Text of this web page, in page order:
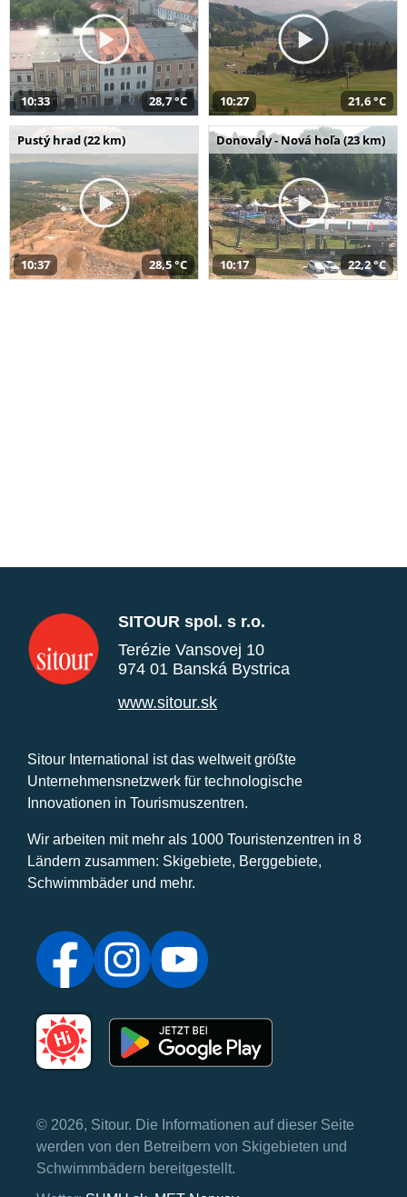
10:33 28,7 °C 10:27 21,6 °C
Pustý hrad (22 km)
10:37 28,5 °C
Donovaly - Nová hoľa (23 km)
10:17 22,2 °C
SITOUR spol. s r.o.
Terézie Vansovej 10
974 01 Banská Bystrica
www.sitour.sk
Sitour International ist das weltweit größte
Unternehmensnetzwerk für technologische
Innovationen in Tourismuszentren.
Wir arbeiten mit mehr als 1000 Touristenzentren in 8
Ländern zusammen: Skigebiete, Berggebiete,
Schwimmbäder und mehr.
© 2026, Sitour. Die Informationen auf dieser Seite
werden von den Betreibern von Skigebieten und
Schwimmbädern bereitgestellt.